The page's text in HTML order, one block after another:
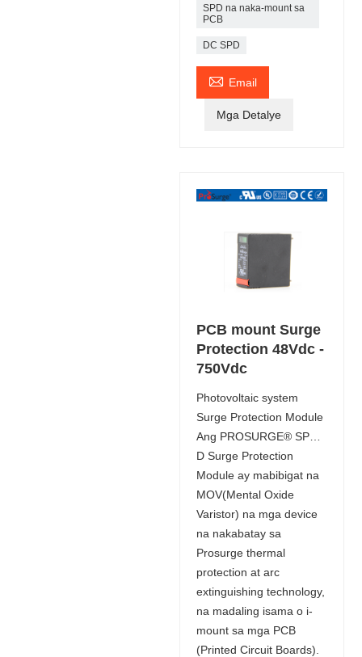
SPD na naka-mount sa
PCB
DC SPD
 Email
Mga Detalye
PCB mount Surge
Protection 48Vdc -
750Vdc
Photovoltaic system
Surge Protection Module
Ang PROSURGE® SP…
D Surge Protection
Module ay mabibigat na
MOV(Mental Oxide
Varistor) na mga device
na nakabatay sa
Prosurge thermal
protection at arc
extinguishing technology,
na madaling isama o i-
mount sa mga PCB
(Printed Circuit Boards).